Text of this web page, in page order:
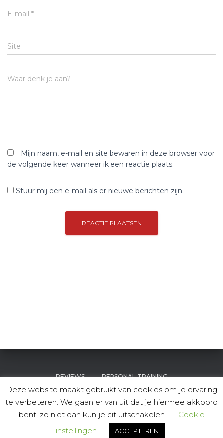
E-mail *
Site
Waar denk je aan?
Mijn naam, e-mail en site bewaren in deze browser voor
de volgende keer wanneer ik een reactie plaats.
Stuur mij een e-mail als er nieuwe berichten zijn.
REVIEWS PERSONAL TRAINING
PERSONAL GROUP FITNESS OVER MIJ CONTACT
Hestia | Ontwikkeld doorThemeIsle
Deze website maakt gebruikt van cookies om je ervaring
te verbeteren. We gaan er van uit dat je hiermee akkoord
bent, zo niet dan kun je dit uitschakelen.
Cookie
instellingen
ACCEPTEREN